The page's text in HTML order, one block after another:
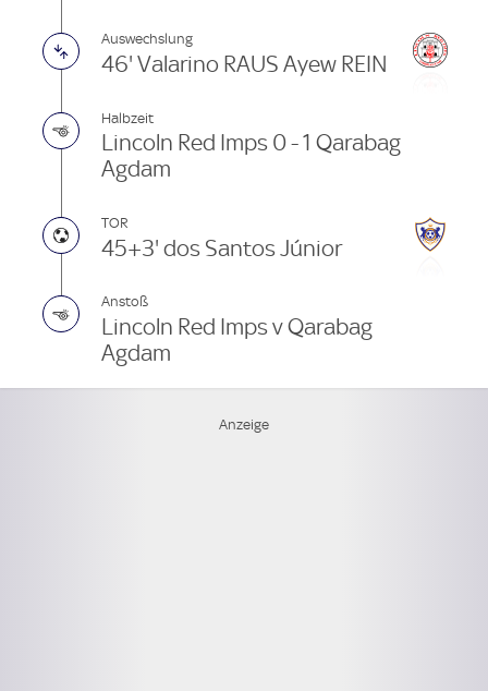
Auswechslung
46' Valarino RAUS Ayew REIN
Halbzeit
Lincoln Red Imps 0 - 1 Qarabag
Agdam
TOR
45+3' dos Santos Júnior
Anstoß
Lincoln Red Imps v Qarabag
Agdam